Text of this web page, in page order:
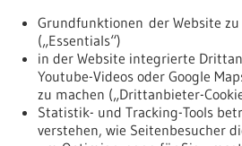
Grundfunktionen der Website
(„Essentials“)
in der Website integrierte
Youtube-Videos oder Google
zu machen („Drittanbieter-
Statistik- und Tracking-Tools
verstehen, wie Seitenbesucher